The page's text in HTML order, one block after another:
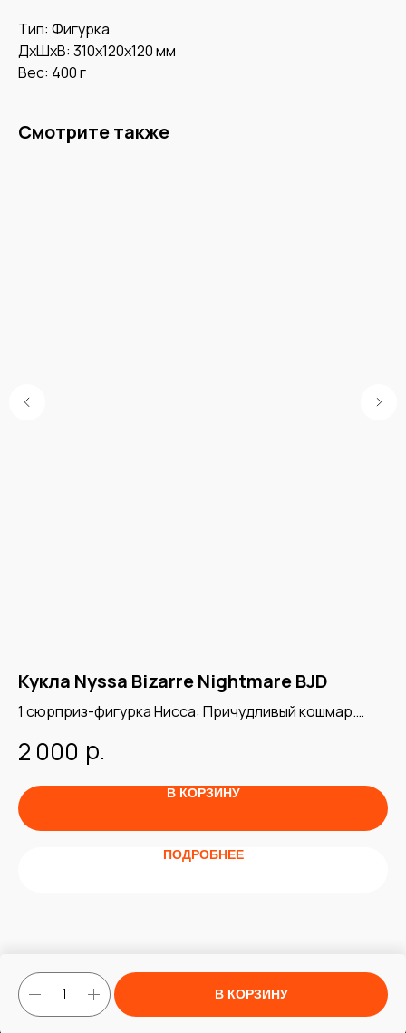
В КОРЗИНУ
Тип: Фигурка
ДxШxВ: 310x120x120 мм
Вес: 400 г
Смотрите также
Кукла Nyssa Bizarre Nightmare BJD
1 сюрприз-фигурка Нисса: Причудливый кошмар.
2 000 р.
В КОРЗИНУ
ПОДРОБНЕЕ
Tilda